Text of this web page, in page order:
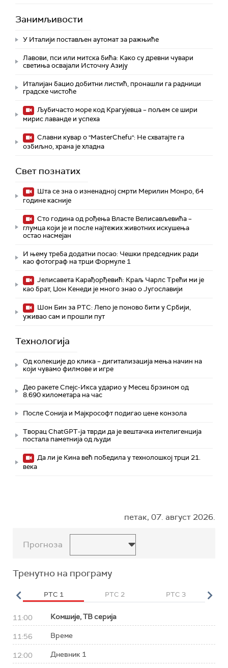
Занимљивости
У Италији постављен аутомат за ражњиће
Лавови, пси или митска бића: Како су древни чувари
светиња освајали Источну Азију
Италијан бацио добитни листић, пронашли га радници
градске чистоће
Љубичасто море код Крагујевца – пољем се шири
мирис лаванде и успеха
Славни кувар о "MasterChefu": Не схватајте га
озбиљно, храна је хладна
Свет познатих
Шта се зна о изненадној смрти Мерилин Монро, 64
године касније
Сто година од рођења Власте Велисављевића –
глумца који је и после најтежих животних искушења
остао насмејан
И њему треба додатни посао: Чешки председник ради
као фотограф на трци Формуле 1
Јелисавета Карађорђевић: Краљ Чарлс Трећи ми је
као брат, Џон Кенеди је много знао о Југославији
Шон Бин за РТС: Лепо је поново бити у Србији,
уживао сам и прошли пут
Технологијa
Од колекције до клика – дигитализација мења начин на
који чувамо филмове и игре
Део ракете Спејс-Икса ударио у Месец брзином од
8.690 километара на час
После Сонија и Мајкрософт подигао цене конзола
Творац ChatGPT-ја тврди да је вештачка интелигенција
постала паметнија од људи
Да ли је Кина већ победила у технолошкој трци 21.
века
петак, 07. август 2026.
Прогноза
Тренутно на програму
РТС 1 РТС 2 РТС 3
11:00 Комшије, ТВ серија
11:56 Време
12:00 Дневник 1